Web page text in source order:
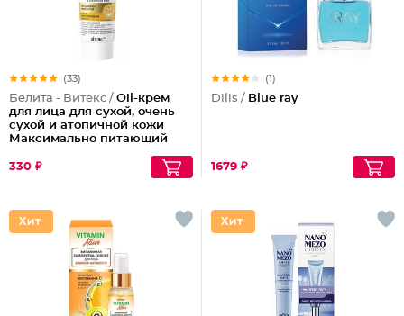
(33)
Белита - Витекс / Oil-крем
для лица для сухой, очень
сухой и атопичной кожи
Максимально питающий
330 ₽
(1)
Dilis / Blue ray
1679 ₽